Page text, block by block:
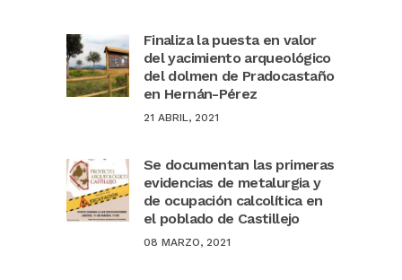
Finaliza la puesta en valor
del yacimiento arqueológico
del dolmen de Pradocastaño
en Hernán-Pérez
21 ABRIL, 2021
Se documentan las primeras
evidencias de metalurgia y
de ocupación calcolítica en
el poblado de Castillejo
08 MARZO, 2021